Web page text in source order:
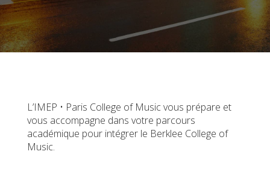
L’IMEP • Paris College of Music vous prépare et
vous accompagne dans votre parcours
académique pour intégrer le Berklee College of
Music.